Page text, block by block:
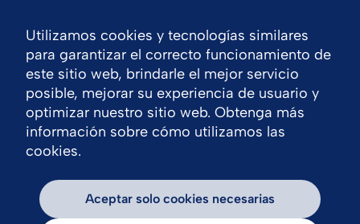
Utilizamos cookies y tecnologías similares
para garantizar el correcto funcionamiento de
este sitio web, brindarle el mejor servicio
posible, mejorar su experiencia de usuario y
optimizar nuestro sitio web. Obtenga más
información sobre cómo utilizamos las
cookies.
Aceptar solo cookies necesarias